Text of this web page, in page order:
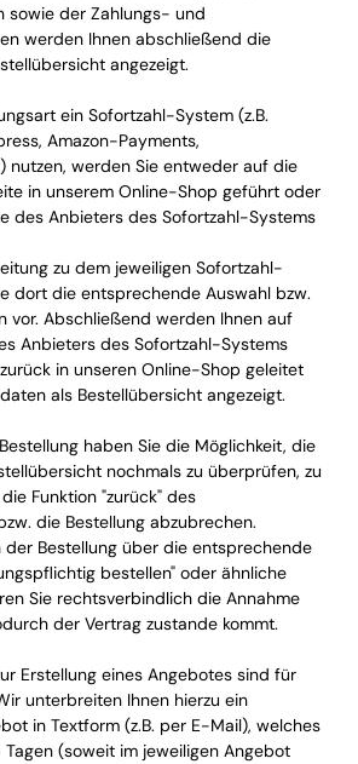
sowie der Zahlungs- und
werden Ihnen abschließend die
angezeigt.
ein Sofortzahl-System (z.B.
Amazon-Payments,
nutzen, werden Sie entweder auf die
in unserem Online-Shop geführt oder
des Anbieters des Sofortzahl-Systems
zu dem jeweiligen Sofortzahl-
dort die entsprechende Auswahl bzw.
vor. Abschließend werden Ihnen auf
Anbieters des Sofortzahl-Systems
in unseren Online-Shop geleitet
als Bestellübersicht angezeigt.
haben Sie die Möglichkeit, die
nochmals zu überprüfen, zu
Funktion "zurück" des
die Bestellung abzubrechen.
Bestellung über die entsprechende
bestellen" oder ähnliche
Sie rechtsverbindlich die Annahme
der Vertrag zustande kommt.
Erstellung eines Angebotes sind für
unterbreiten Ihnen hierzu ein
in Textform (z.B. per E-Mail), welches
(soweit im jeweiligen Angebot